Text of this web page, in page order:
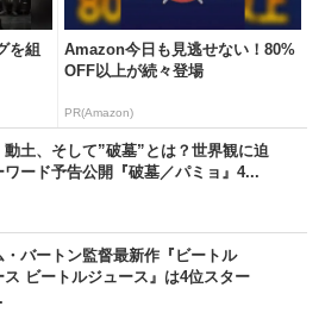
を組
Amazon今日も見逃せない！80%
OFF以上が続々登場
PR(Amazon)
動土、そして”破墓”とは？世界観に迫
ワード予告公開『破墓／パミョ』4...
・バートン監督最新作『ビートル
ス ビートルジュース』は4位スター